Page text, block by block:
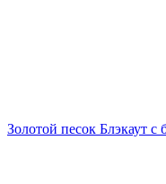
Золотой песок Блэкаут с